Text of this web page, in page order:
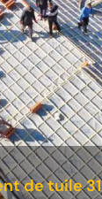
de tuile 31